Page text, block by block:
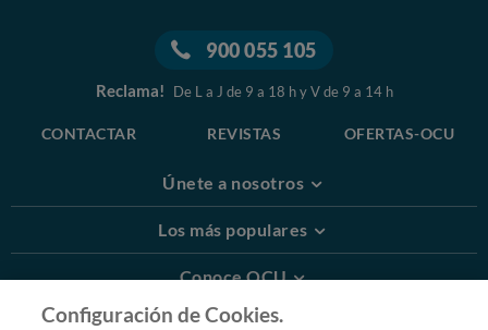
900 055 105
Reclama! De L a J de 9 a 18 h y V de 9 a 14 h
CONTACTAR REVISTAS OFERTAS-OCU
Únete a nosotros
Los más populares
Conoce OCU
Más Información
Configuración de Cookies.